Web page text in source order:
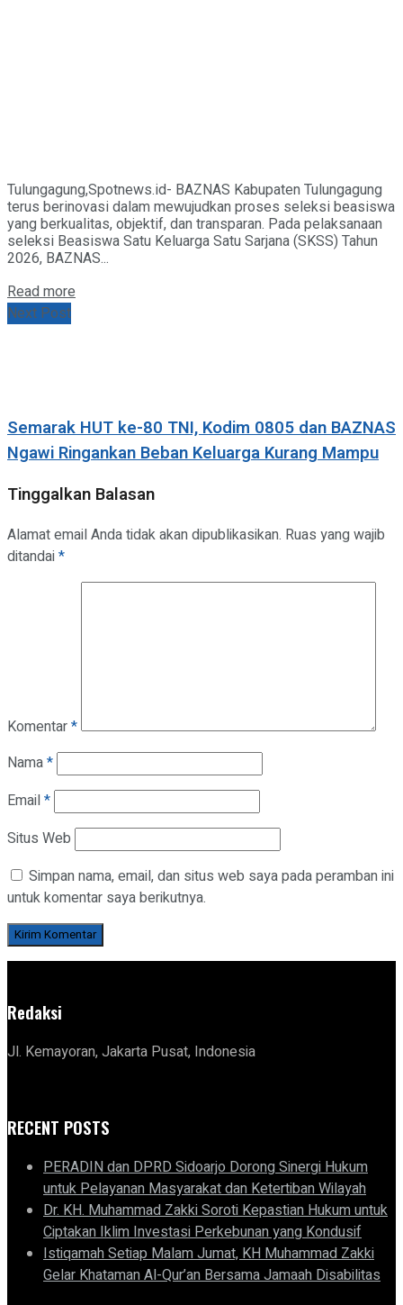
Tulungagung,Spotnews.id- BAZNAS Kabupaten Tulungagung
terus berinovasi dalam mewujudkan proses seleksi beasiswa
yang berkualitas, objektif, dan transparan. Pada pelaksanaan
seleksi Beasiswa Satu Keluarga Satu Sarjana (SKSS) Tahun
2026, BAZNAS...
Read more
Next Post
Semarak HUT ke-80 TNI, Kodim 0805 dan BAZNAS
Ngawi Ringankan Beban Keluarga Kurang Mampu
Tinggalkan Balasan
Alamat email Anda tidak akan dipublikasikan. Ruas yang wajib
ditandai*
Komentar*
Nama*
Email*
Situs Web
Simpan nama, email, dan situs web saya pada peramban ini
untuk komentar saya berikutnya.
Redaksi
Jl. Kemayoran, Jakarta Pusat, Indonesia
RECENT POSTS
PERADIN dan DPRD Sidoarjo Dorong Sinergi Hukum
untuk Pelayanan Masyarakat dan Ketertiban Wilayah
Dr. KH. Muhammad Zakki Soroti Kepastian Hukum untuk
Ciptakan Iklim Investasi Perkebunan yang Kondusif
Istiqamah Setiap Malam Jumat, KH Muhammad Zakki
Gelar Khataman Al-Qur’an Bersama Jamaah Disabilitas